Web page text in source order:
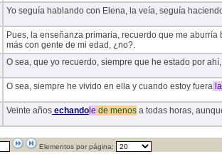
Yo seguía hablando con Elena, la veía, seguía
Pues, la enseñanza primaria, recuerdo que me aburría
más con gente de mi edad, ¿no?.
O sea, que yo recuerdo, siempre que he estado por
O sea, siempre he vivido en ella y cuando estoy fuerala
Veinte añosechandole de menosa todas horas,
Elementos por página: